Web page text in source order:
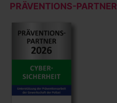
PRÄVENTIONS-PARTNER